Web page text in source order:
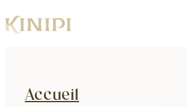
Accueil